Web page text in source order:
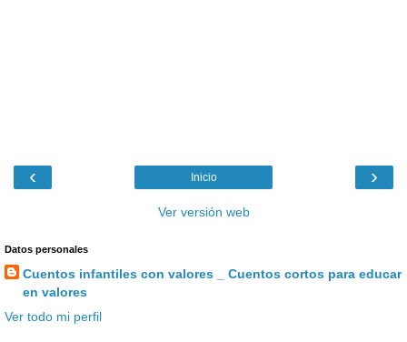
‹ ›
Inicio
Ver versión web
Datos personales
Cuentos infantiles con valores _ Cuentos cortos para educar
en valores
Ver todo mi perfil